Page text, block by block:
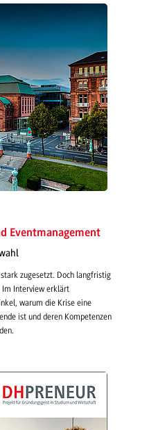
Eventmanagement
zugesetzt. Doch langfristig
Im Interview erklärt
warum die Krise eine
ist und deren Kompetenzen